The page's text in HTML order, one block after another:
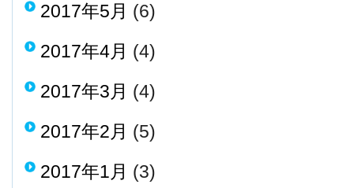
2017年5月 (6)
2017年4月 (4)
2017年3月 (4)
2017年2月 (5)
2017年1月 (3)